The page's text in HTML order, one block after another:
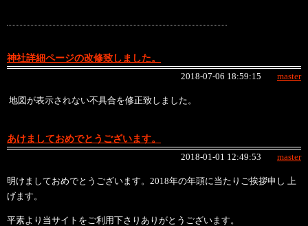
神社詳細ページの改修致しました。
2018-07-06 18:59:15 master
地図が表示されない不具合を修正致しました。
あけましておめでとうございます。
2018-01-01 12:49:53 master
明けましておめでとうございます。2018年の年頭に当たりご挨拶申し 上
げます。
平素より当サイトをご利用下さりありがとうございます。